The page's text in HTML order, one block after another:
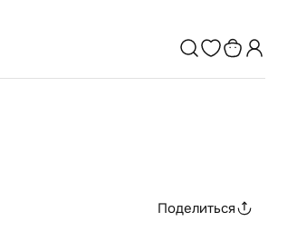
Поделиться